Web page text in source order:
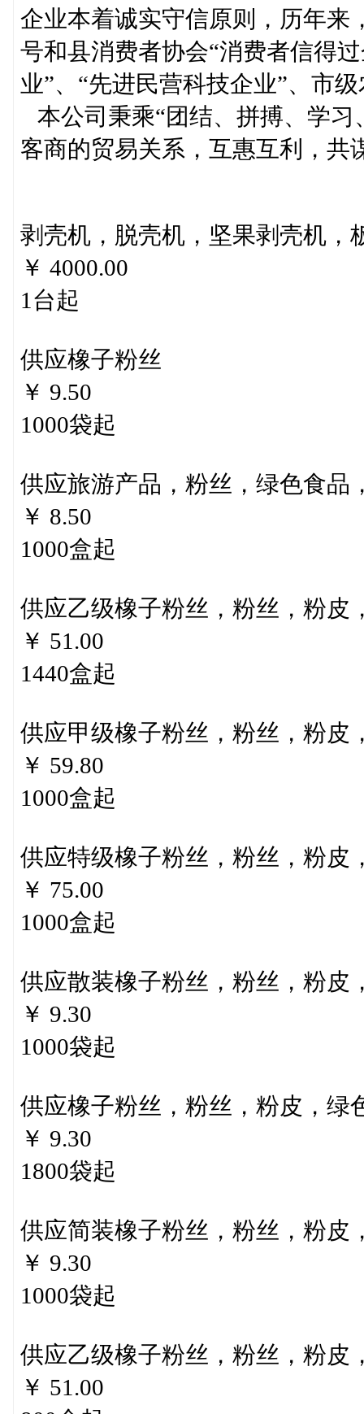
企业本着诚实守信原则，历年来
号和县消费者协会“消费者信得
业”、“先进民营科技企业”、市
本公司秉乘“团结、拼搏、学
客商的贸易关系，互惠互利，共
剥壳机，脱壳机，坚果剥壳机，
￥ 4000.00
1台起
供应橡子粉丝
￥ 9.50
1000袋起
供应旅游产品，粉丝，绿色食品
￥ 8.50
1000盒起
供应乙级橡子粉丝，粉丝，粉皮
￥ 51.00
1440盒起
供应甲级橡子粉丝，粉丝，粉皮
￥ 59.80
1000盒起
供应特级橡子粉丝，粉丝，粉皮
￥ 75.00
1000盒起
供应散装橡子粉丝，粉丝，粉皮
￥ 9.30
1000袋起
供应橡子粉丝，粉丝，粉皮，绿
￥ 9.30
1800袋起
供应简装橡子粉丝，粉丝，粉皮
￥ 9.30
1000袋起
供应乙级橡子粉丝，粉丝，粉皮
￥ 51.00